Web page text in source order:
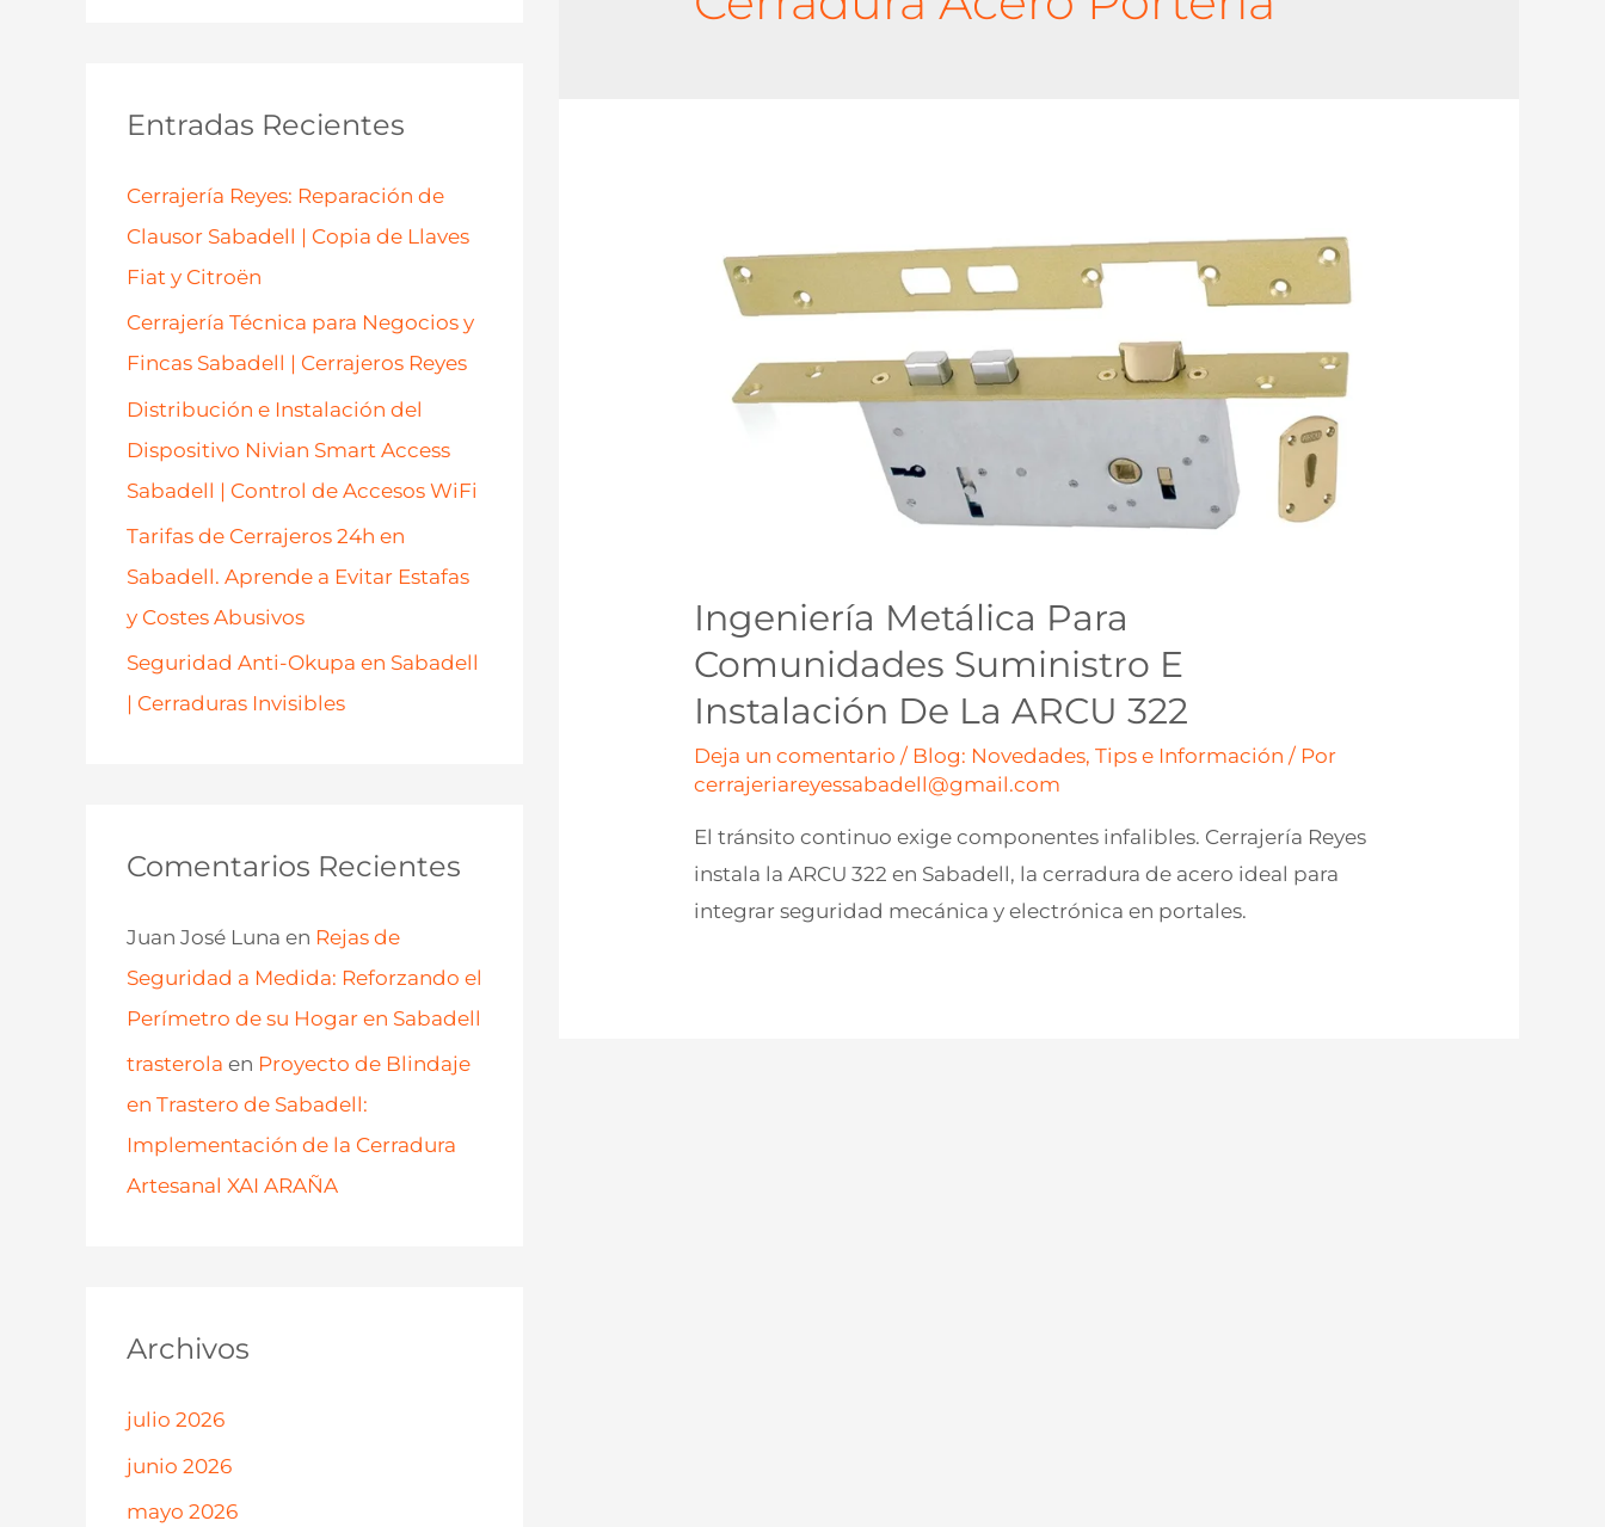
rEntradas Recientes
Cerrajería Reyes: Reparación de
Clausor Sabadell | Copia de Llaves
Fiat y Citroën
Cerrajería Técnica para Negocios y
Fincas Sabadell | Cerrajeros Reyes
Distribución e Instalación del
Dispositivo Nivian Smart Access
Sabadell | Control de Accesos WiFi
Tarifas de Cerrajeros 24h en
Sabadell. Aprende a Evitar Estafas
y Costes Abusivos
Seguridad Anti-Okupa en Sabadell
| Cerraduras Invisibles
Comentarios Recientes
Juan José Luna en Rejas de
Seguridad a Medida: Reforzando el
Perímetro de su Hogar en Sabadell
trasterola en Proyecto de Blindaje
en Trastero de Sabadell:
Implementación de la Cerradura
Artesanal XAI ARAÑA
Archivos
julio 2026
junio 2026
mayo 2026
Ingeniería Metálica Para
Comunidades Suministro E
Instalación De La ARCU 322
Deja un comentario / Blog: Novedades, Tips e Información / Por
cerrajeriareyessabadell@gmail.com
El tránsito continuo exige componentes infalibles. Cerrajería Reyes
instala la ARCU 322 en Sabadell, la cerradura de acero ideal para
integrar seguridad mecánica y electrónica en portales.